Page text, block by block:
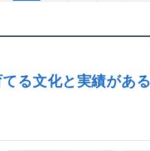
る文化と実績がある